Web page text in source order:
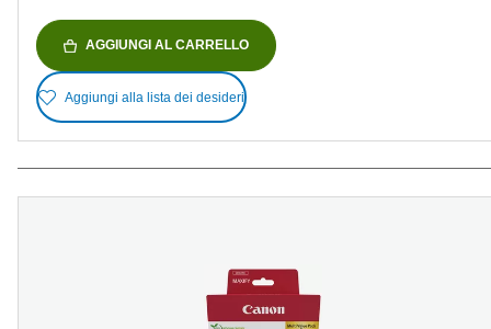
AGGIUNGI AL CARRELLO
Aggiungi alla lista dei desideri